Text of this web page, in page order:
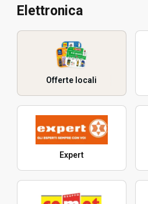
Elettronica
Offerte locali
Expert